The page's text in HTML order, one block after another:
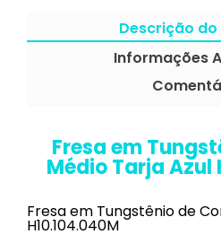
Descrição
Informações
Fresa em
Médio Tarja Azul
Fresa em Tungstênio de
H10.104.040M